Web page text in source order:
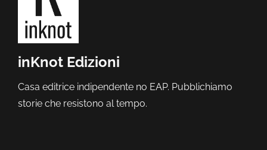
inKnot Edizioni
Casa editrice indipendente no EAP. Pubblichiamo
storie che resistono al tempo.